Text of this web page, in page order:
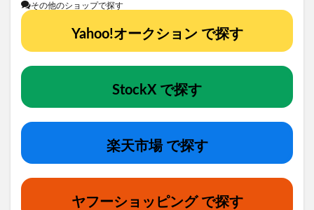
その他のショップで探す
Yahoo!オークション で探す
StockX で探す
楽天市場 で探す
ヤフーショッピング で探す